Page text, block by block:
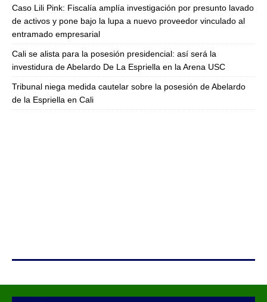
Caso Lili Pink: Fiscalía amplía investigación por presunto lavado
de activos y pone bajo la lupa a nuevo proveedor vinculado al
entramado empresarial
Cali se alista para la posesión presidencial: así será la
investidura de Abelardo De La Espriella en la Arena USC
Tribunal niega medida cautelar sobre la posesión de Abelardo
de la Espriella en Cali